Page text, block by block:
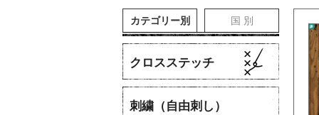
カテゴリー別 国 別
クロスステッチ
刺繍（自由刺し）